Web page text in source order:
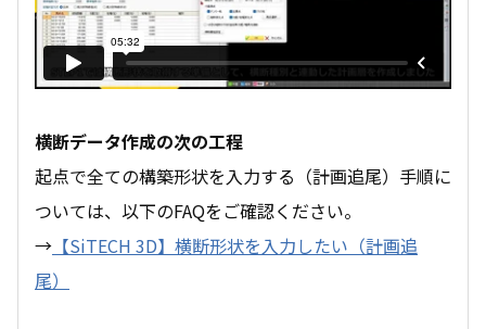
横断データ作成の次の工程
起点で全ての構築形状を入力する（計画追尾）手順に
ついては、以下のFAQをご確認ください。
→ 【SiTECH 3D】横断形状を入力したい（計画追
尾）